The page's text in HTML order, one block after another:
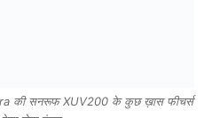
की सनरूफ XUV200 के कुछ ख़ास फीचर्स